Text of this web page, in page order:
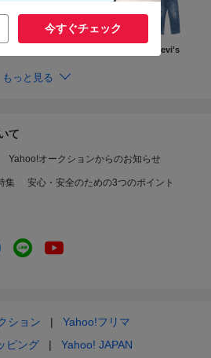
Levi's
もっと見る
て
Yahoo!オークションからのお知らせ
集 安心・安全のための3つのポイント
ション
Yahoo!フリマ
ピング
Yahoo! JAPAN
今すぐチェック